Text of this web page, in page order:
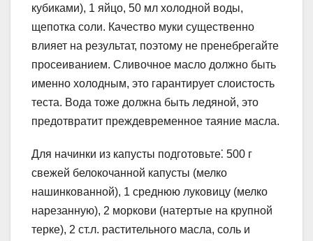
кубиками), 1 яйцо, 50 мл холодной воды,
щепотка соли. Качество муки существенно
влияет на результат, поэтому не пренебрегайте
просеиванием. Сливочное масло должно быть
именно холодным, это гарантирует слоистость
теста. Вода тоже должна быть ледяной, это
предотвратит преждевременное таяние масла.
Для начинки из капусты подготовьте⁚ 500 г
свежей белокочанной капусты (мелко
нашинкованной), 1 среднюю луковицу (мелко
нарезанную), 2 моркови (натертые на крупной
терке), 2 ст.л. растительного масла, соль и